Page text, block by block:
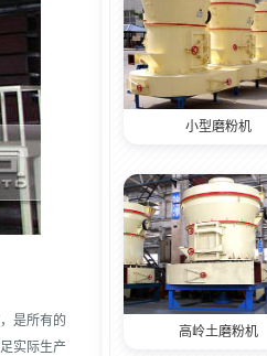
是所有的
实际生产
小型磨粉机
高岭土磨粉机